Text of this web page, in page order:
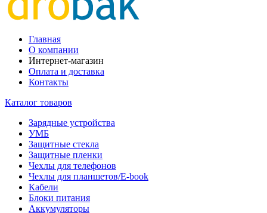
Главная
О компании
Интернет-магазин
Оплата и доставка
Контакты
Каталог товаров
Зарядные устройства
УМБ
Защитные стекла
Защитные пленки
Чехлы для телефонов
Чехлы для планшетов/E-book
Кабели
Блоки питания
Аккумуляторы